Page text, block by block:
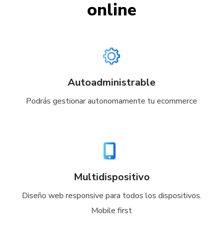
online
Autoadministrable
Podrás gestionar autonomamente tu ecommerce
Multidispositivo
Diseño web responsive para todos los dispositivos.
Mobile first